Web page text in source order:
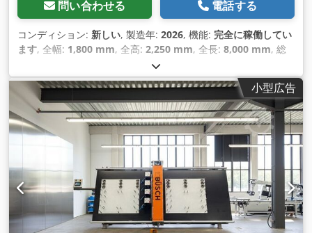
問い合わせる 電話する
コンディション: 新しい, 製造年: 2026, 機能: 完全に稼働してい
ます, 全幅: 1,800 mm, 全高: 2,250 mm, 全長: 8,000 mm, 総
,
小型広告